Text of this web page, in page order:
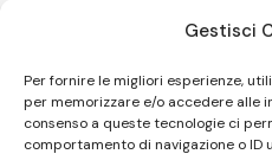
Gestisci
Per fornire le migliori esperienze,
per memorizzare e/o accedere alle
consenso a queste tecnologie ci
comportamento di navigazione o ID
CucuFestival 2026: teatro
Il sound travolgente di
popolare italiana